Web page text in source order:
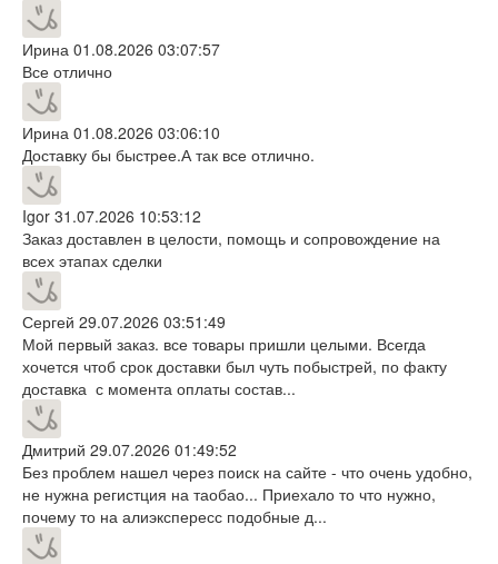
Ирина 01.08.2026 03:07:57
Все отлично
Ирина 01.08.2026 03:06:10
Доставку бы быстрее.А так все отлично.
Igor 31.07.2026 10:53:12
Заказ доставлен в целости, помощь и сопровождение на
всех этапах сделки
Сергей 29.07.2026 03:51:49
Мой первый заказ. все товары пришли целыми. Всегда
хочется чтоб срок доставки был чуть побыстрей, по факту
доставка с момента оплаты состав...
Дмитрий 29.07.2026 01:49:52
Без проблем нашел через поиск на сайте - что очень удобно,
не нужна регистция на таобао... Приехало то что нужно,
почему то на алиэкспересс подобные д...